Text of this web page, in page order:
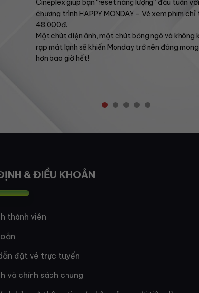
Cineplex giúp bạn “reset năng lượng” đầu tuần với
chương trình HAPPY MONDAY – Vé xem phim chỉ
48.000đ.
Một chút điện ảnh, một chút bỏng ngô và không
rạp mát lạnh sẽ khiến Monday trở nên đáng
hơn bao giờ hết!
& ĐIỀU KHOẢN
thành viên
đặt vé trực tuyến
và chính sách chung